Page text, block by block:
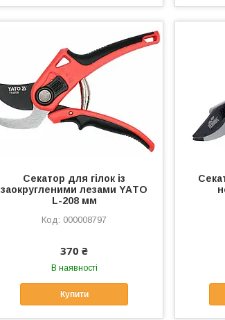
Секатор для гілок із
заокругленими лезами YAТO
L-208 мм
000008797
370 ₴
В наявності
Купити